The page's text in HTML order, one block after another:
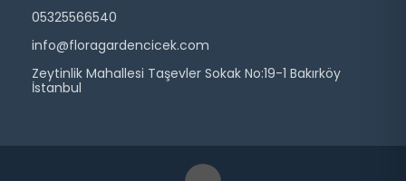
05325566540
info@floragardencicek.com
Zeytinlik Mahallesi Taşevler Sokak No:19-1 Bakırköy
İstanbul